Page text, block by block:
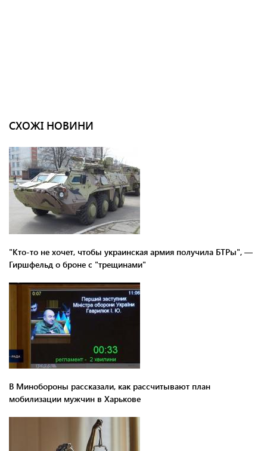
СХОЖІ НОВИНИ
"Кто-то не хочет, чтобы украинская армия получила БТРы", —
Гиршфельд о броне с "трещинами"
В Минобороны рассказали, как рассчитывают план
мобилизации мужчин в Харькове